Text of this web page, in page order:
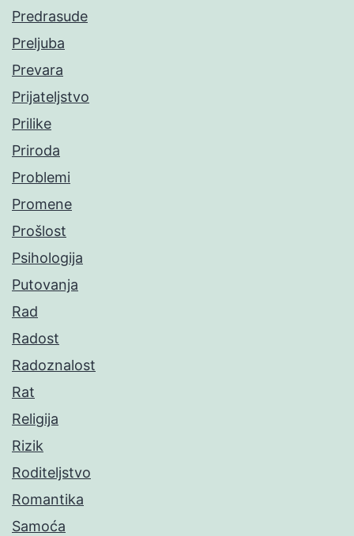
Predrasude
Preljuba
Prevara
Prijateljstvo
Prilike
Priroda
Problemi
Promene
Prošlost
Psihologija
Putovanja
Rad
Radost
Radoznalost
Rat
Religija
Rizik
Roditeljstvo
Romantika
Samoća